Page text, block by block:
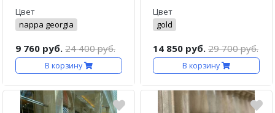
Цвет
nappa georgia
9 760 руб. 24 400 руб.
В корзину
Цвет
gold
14 850 руб. 29 700 руб.
В корзину